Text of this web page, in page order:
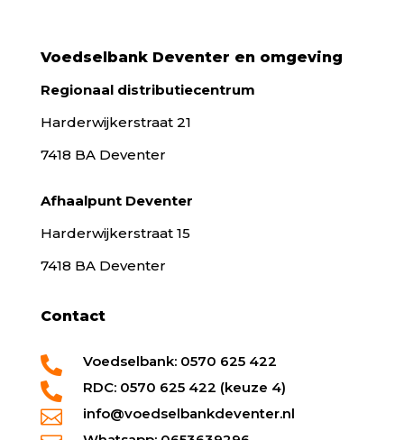
Voedselbank Deventer en omgeving
Regionaal distributiecentrum
Harderwijkerstraat 21
7418 BA Deventer
Afhaalpunt Deventer
Harderwijkerstraat 15
7418 BA Deventer
Contact
 Voedselbank: 0570 625 422
 RDC: 0570 625 422 (keuze 4)
 info@voedselbankdeventer.nl